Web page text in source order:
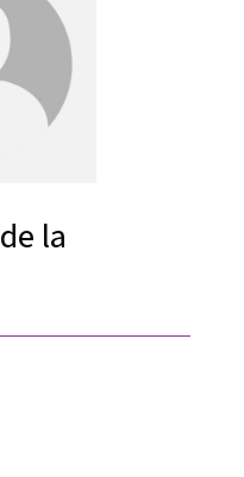
la